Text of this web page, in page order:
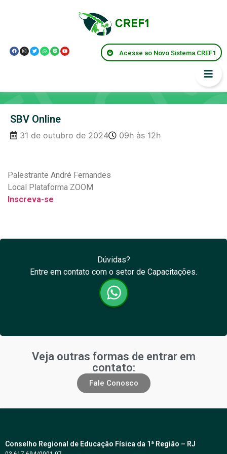
Acesse ao Novo Sistema CREF1
SBV Online
31 de outubro de 2024 09h às 12h
Palestrante André Fernandes
Local Plataforma ZOOM
Inscreva-se
Dúvidas?
Entre em contato com o setor de Capacitações.
Veja outras formas de entrar em
contato:
Fale Conosco
Conselho Regional de Educação Física da 1ª Região – RJ